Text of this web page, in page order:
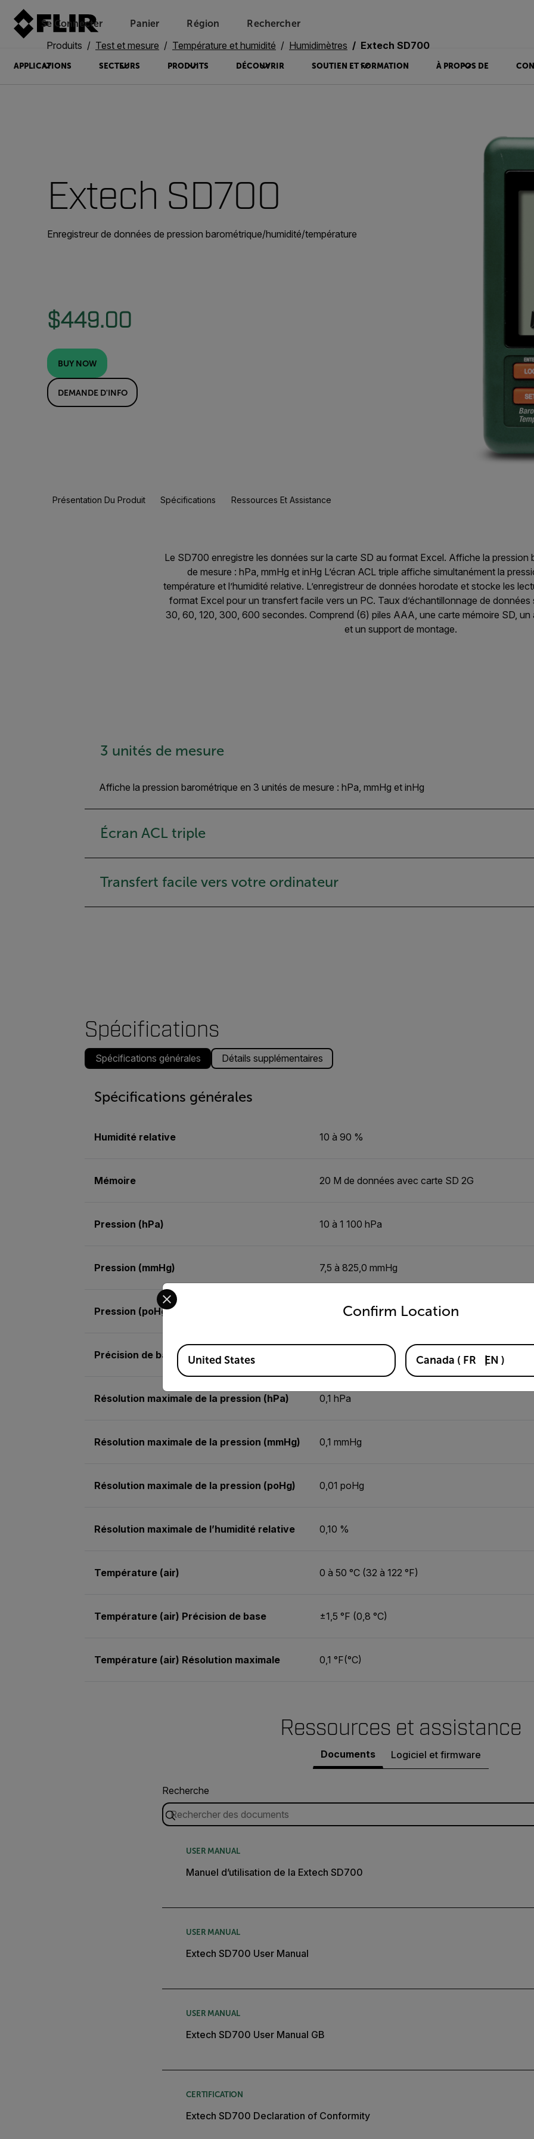
Se Connecter Unread messages
Panier
Ajouter au panier
Ajouté au panier
Région Rechercher
APPLICATIONS SECTEURS PRODUITS DÉCOUVRIR SOUTIEN ET FORMATION À PROPOS DE
Produits Test et mesure Température et humidité Humidimètres Extech SD700
Extech SD700
Enregistreur de données de pression barométrique/humidité/température
$449.00
BUY NOW
DEMANDE D'INFO
Présentation Du Produit Spécifications Ressources Et Assistance
Le SD700 enregistre les données sur la carte SD au format Excel. Affiche la pression
de mesure : hPa, mmHg et inHg L’écran ACL triple affiche simultanément la
température et l’humidité relative. L’enregistreur de données horodate et stocke les
format Excel pour un transfert facile vers un PC. Taux d’échantillonnage de données
30, 60, 120, 300, 600 secondes. Comprend (6) piles AAA, une carte mémoire SD, un
et un support de montage.
3 unités de mesure
Affiche la pression barométrique en 3 unités de mesure : hPa, mmHg et inHg
Écran ACL triple
Transfert facile vers votre ordinateur
Spécifications
Spécifications générales Détails supplémentaires
Spécifications générales
Humidité relative 10 à 90 %
Mémoire 20 M de données avec carte SD 2G
Pression (hPa) 10 à 1 100 hPa
Pression (mmHg) 7,5 à 825,0 mmHg
Pression (poHg) 0,29 à 3 248 poHg
Précision de base de l’humidité relative ±(4 % de la lecture + 1 %)
Résolution maximale de la pression (hPa) 0,1 hPa
Résolution maximale de la pression (mmHg) 0,1 mmHg
Résolution maximale de la pression (poHg) 0,01 poHg
Résolution maximale de l’humidité relative 0,10 %
Température (air) 0 à 50 °C (32 à 122 °F)
Température (air) Précision de base ±1,5 °F (0,8 °C)
Température (air) Résolution maximale 0,1 °F(°C)
Ressources et assistance
Documents Logiciel et firmware
Recherche
USER MANUAL
Manuel d’utilisation de la Extech SD700
USER MANUAL
Extech SD700 User Manual
USER MANUAL
Extech SD700 User Manual GB
CERTIFICATION
Extech SD700 Declaration of Conformity
Confirm Location
Select your preferred country and language from the options below to access the
Available Locations
United States Canada ( FR EN )